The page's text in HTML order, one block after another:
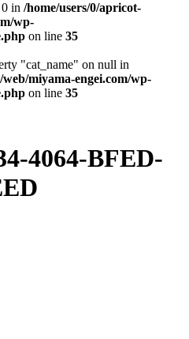
in /home/users/0/apricot-
wp-
on line 35
"cat_name" on null in
miyama-engei.com/wp-
on line 35
4064-BFED-